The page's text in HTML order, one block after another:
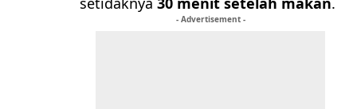
- Advertisement -